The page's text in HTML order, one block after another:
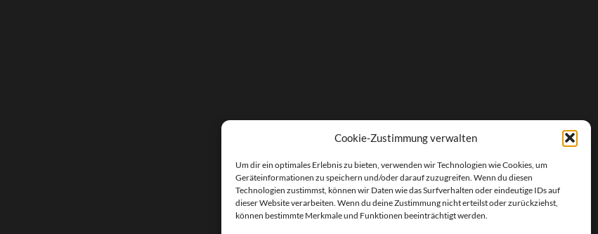
Cookie-Zustimmung verwalten
Um dir ein optimales Erlebnis zu bieten, verwenden wir Technologien wie Cookies, um
Geräteinformationen zu speichern und/oder darauf zuzugreifen. Wenn du diesen
Technologien zustimmst, können wir Daten wie das Surfverhalten oder eindeutige IDs auf
dieser Website verarbeiten. Wenn du deine Zustimmung nicht erteilst oder zurückziehst,
können bestimmte Merkmale und Funktionen beeinträchtigt werden.